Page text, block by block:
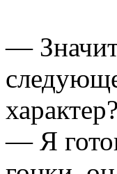
— Значит
характер?
— Я